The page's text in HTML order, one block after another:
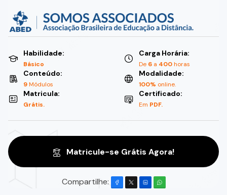
Habilidade:
Básico
Carga Horária:
De 6 a 400horas
Conteúdo:
9Módulos
Modalidade:
100% online.
Matricula:
Grátis.
Certificado:
Em PDF.
Matricule-se Grátis Agora!
Compartilhe: